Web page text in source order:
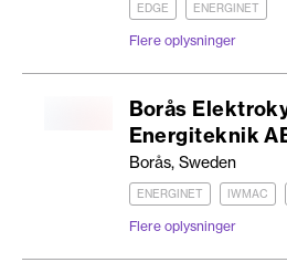
EDGE ENERGINET
Flere oplysninger
Borås
Energiteknik
Borås, Sweden
ENERGINET IWMAC
Flere oplysninger